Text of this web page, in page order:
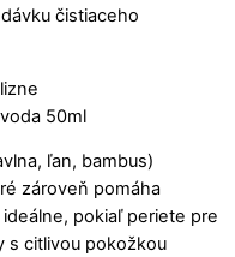
čistiaceho
50ml
ľan, bambus)
zároveň pomáha
pokiaľ periete pre
s citlivou pokožkou